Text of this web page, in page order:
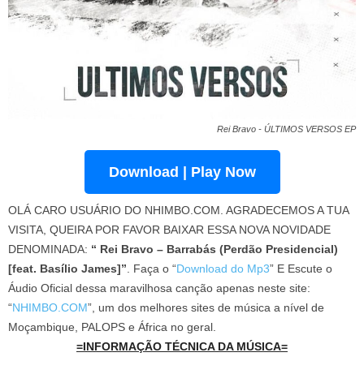
Rei Bravo - ÚLTIMOS VERSOS EP
Download | Play Now
OLÁ CARO USUÁRIO DO NHIMBO.COM. AGRADECEMOS A TUA
VISITA, QUEIRA POR FAVOR BAIXAR ESSA NOVA NOVIDADE
DENOMINADA: “ Rei Bravo – Barrabás (Perdão Presidencial)
[feat. Basílio James]” . Faça o “Download do Mp3” E Escute o
Áudio Oficial dessa maravilhosa canção apenas neste site:
“NHIMBO.COM”, um dos melhores sites de música a nível de
Moçambique, PALOPS e África no geral.
=INFORMAÇÃO TÉCNICA DA MÚSICA=